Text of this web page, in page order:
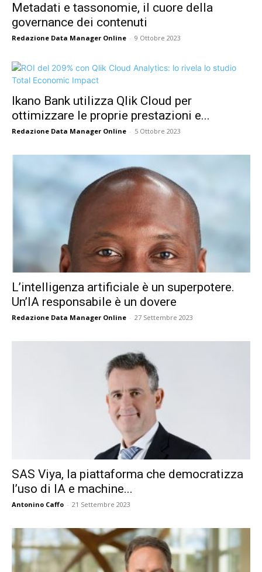
Metadati e tassonomie, il cuore della
governance dei contenuti
Redazione Data Manager Online - 9 Ottobre 2023
Ikano Bank utilizza Qlik Cloud per
ottimizzare le proprie prestazioni e...
Redazione Data Manager Online - 5 Ottobre 2023
L’intelligenza artificiale è un superpotere.
Un’IA responsabile è un dovere
Redazione Data Manager Online - 27 Settembre 2023
SAS Viya, la piattaforma che democratizza
l’uso di IA e machine...
Antonino Caffo - 21 Settembre 2023